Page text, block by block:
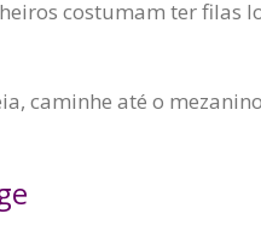
costumam ter filas
caminhe até o